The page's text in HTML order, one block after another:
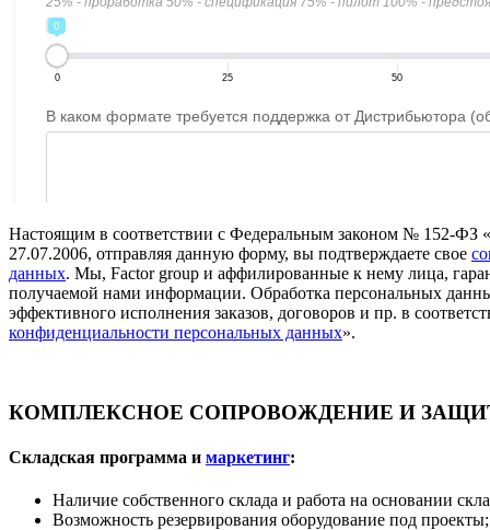
Настоящим в соответствии с Федеральным законом № 152-ФЗ
27.07.2006, отправляя данную форму, вы подтверждаете свое
данных. Мы, Factor group и аффилированные к нему лица,
получаемой нами информации. Обработка персональных
эффективного исполнения заказов, договоров и пр. в
конфиденциальности персональных данных».
КОМПЛЕКСНОЕ СОПРОВОЖДЕНИЕ И
Складская программа и маркетинг:
Наличие собственного склада и работа на основании
Возможность резервирования оборудование под проекты;